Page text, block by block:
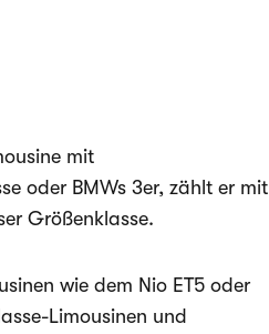
mit
oder BMWs 3er, zählt er mit
Größenklasse.
wie dem Nio ET5 oder
Limousinen und